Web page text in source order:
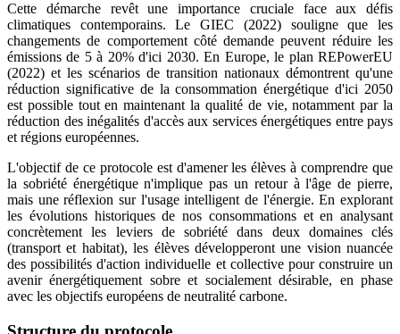
Cette démarche revêt une importance cruciale face aux défis
climatiques contemporains. Le GIEC (2022) souligne que les
changements de comportement côté demande peuvent réduire les
émissions de 5 à 20% d'ici 2030. En Europe, le plan REPowerEU
(2022) et les scénarios de transition nationaux démontrent qu'une
réduction significative de la consommation énergétique d'ici 2050
est possible tout en maintenant la qualité de vie, notamment par la
réduction des inégalités d'accès aux services énergétiques entre pays
et régions européennes.
L'objectif de ce protocole est d'amener les élèves à comprendre que
la sobriété énergétique n'implique pas un retour à l'âge de pierre,
mais une réflexion sur l'usage intelligent de l'énergie. En explorant
les évolutions historiques de nos consommations et en analysant
concrètement les leviers de sobriété dans deux domaines clés
(transport et habitat), les élèves développeront une vision nuancée
des possibilités d'action individuelle et collective pour construire un
avenir énergétiquement sobre et socialement désirable, en phase
avec les objectifs européens de neutralité carbone.